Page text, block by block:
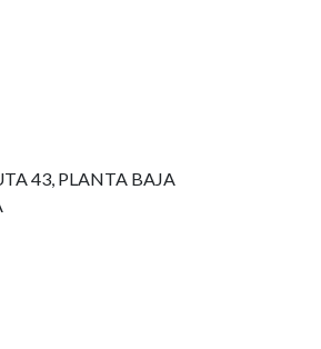
43, PLANTA BAJA